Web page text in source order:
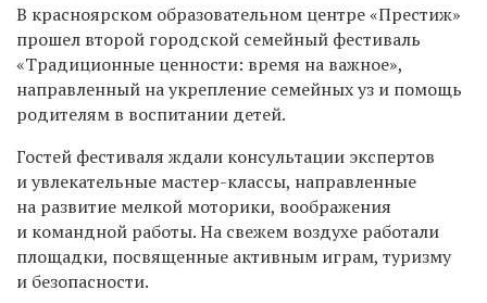
В красноярском образовательном центре «Престиж»
прошел второй городской семейный фестиваль
«Традиционные ценности: время на важное»,
направленный на укрепление семейных уз и помощь
родителям в воспитании детей.
Гостей фестиваля ждали консультации экспертов
и увлекательные мастер-классы, направленные
на развитие мелкой моторики, воображения
и командной работы. На свежем воздухе работали
площадки, посвященные активным играм, туризму
и безопасности.